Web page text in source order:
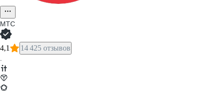
МТС
4,1 14 425 отзывов
·